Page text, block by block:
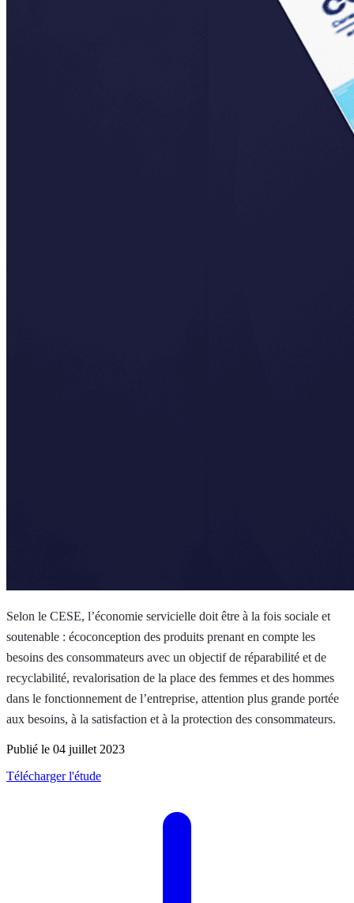
Selon le CESE, l’économie servicielle doit être à la fois sociale et
soutenable : écoconception des produits prenant en compte les
besoins des consommateurs avec un objectif de réparabilité et de
recyclabilité, revalorisation de la place des femmes et des hommes
dans le fonctionnement de l’entreprise, attention plus grande portée
aux besoins, à la satisfaction et à la protection des consommateurs.
Publié le 04 juillet 2023
Télécharger l'étude